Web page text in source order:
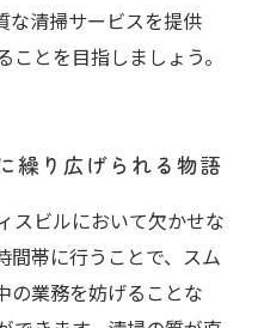
な清掃サービスを提供
とを目指しましょう。
繰り広げられる物語
スビルにおいて欠かせな
間帯に行うことで、スム
の業務を妨げることな